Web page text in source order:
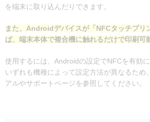
を端末に取り込んだりできます。
また、Androidデバイスが「NFCタッチプリ
ば、端末本体で複合機に触れるだけで印刷可
使用するには、Androidの設定でNFCを有効に
いずれも機種によって設定方法が異なるため
アルやサポートページを参照してください。